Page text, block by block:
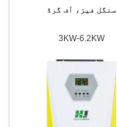
سنگل فیز، آف گرڈ
3KW-6.2KW